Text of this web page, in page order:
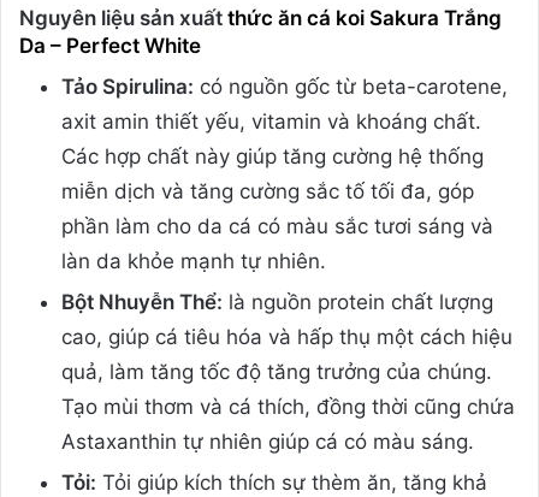
Nguyên liệu sản xuất thức ăn cá koi Sakura Trắng
Da – Perfect White
Tảo Spirulina: có nguồn gốc từ beta-carotene,
axit amin thiết yếu, vitamin và khoáng chất.
Các hợp chất này giúp tăng cường hệ thống
miễn dịch và tăng cường sắc tố tối đa, góp
phần làm cho da cá có màu sắc tươi sáng và
làn da khỏe mạnh tự nhiên.
Bột Nhuyễn Thể: là nguồn protein chất lượng
cao, giúp cá tiêu hóa và hấp thụ một cách hiệu
quả, làm tăng tốc độ tăng trưởng của chúng.
Tạo mùi thơm và cá thích, đồng thời cũng chứa
Astaxanthin tự nhiên giúp cá có màu sáng.
Tỏi: Tỏi giúp kích thích sự thèm ăn, tăng khả